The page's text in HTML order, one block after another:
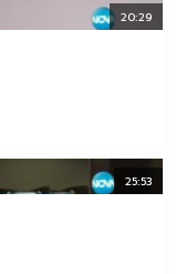
20:29
25:53